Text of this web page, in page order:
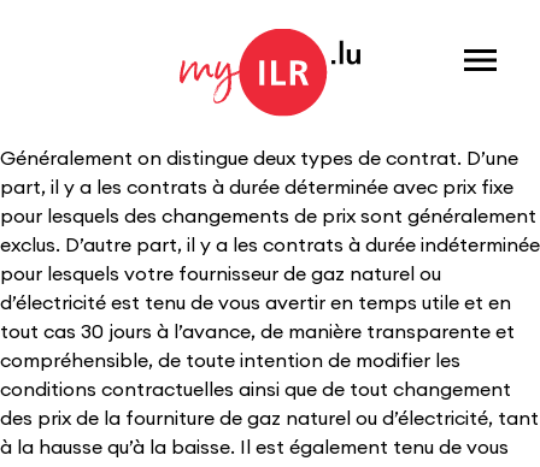
Menu
Généralement on distingue deux types de contrat. D’une
part, il y a les contrats à durée déterminée avec prix fixe
pour lesquels des changements de prix sont généralement
exclus. D’autre part, il y a les contrats à durée indéterminée
pour lesquels votre fournisseur de gaz naturel ou
d’électricité est tenu de vous avertir en temps utile et en
tout cas 30 jours à l’avance, de manière transparente et
compréhensible, de toute intention de modifier les
conditions contractuelles ainsi que de tout changement
des prix de la fourniture de gaz naturel ou d’électricité, tant
à la hausse qu’à la baisse. Il est également tenu de vous